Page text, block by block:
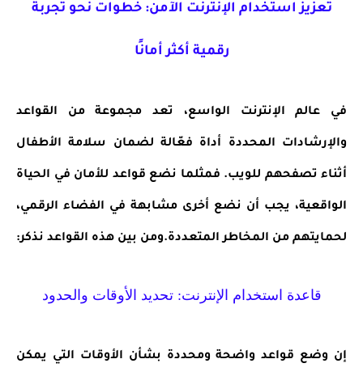
تعزيز استخدام الإنترنت الآمن: خطوات نحو تجربة
رقمية أكثر أمانًا
في عالم الإنترنت الواسع، تعد مجموعة من القواعد
والإرشادات المحددة أداة فعّالة لضمان سلامة الأطفال
أثناء تصفحهم للويب. فمثلما نضع قواعد للأمان في الحياة
الواقعية، يجب أن نضع أخرى مشابهة في الفضاء الرقمي،
لحمايتهم من المخاطر المتعددة.ومن بين هذه القواعد نذكر:
قاعدة استخدام الإنترنت: تحديد الأوقات والحدود
إن وضع قواعد واضحة ومحددة بشأن الأوقات التي يمكن